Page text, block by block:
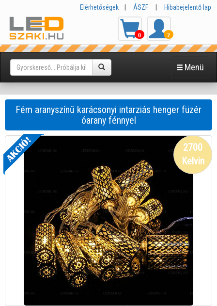
Elérhetőségek ÁSZF Hibabejelentő lap
0 ?
Menü
Fém aranyszínű karácsonyi intarziás henger füzér
óarany fénnyel
2700
Kelvin